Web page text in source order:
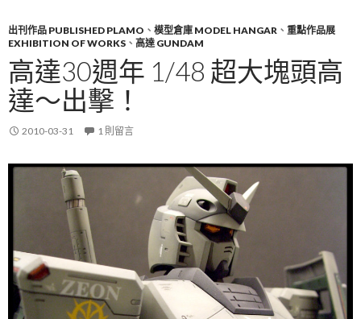
出刊作品 PUBLISHED PLAMO 、 模型倉庫 MODEL HANGAR 、 重點作品展
EXHIBITION OF WORKS 、 高達 GUNDAM
高達30週年 1/48 超大塊頭高
達～出擊！
2010-03-31 1 則留言